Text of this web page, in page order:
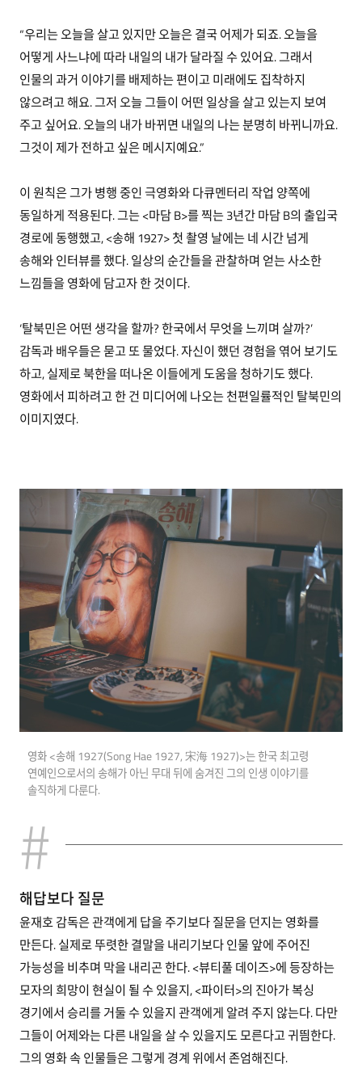
“우리는 오늘을 살고 있지만 오늘은 결국 어제가 되죠. 오늘을
어떻게 사느냐에 따라 내일의 내가 달라질 수 있어요. 그래서
인물의 과거 이야기를 배제하는 편이고 미래에도 집착하지
않으려고 해요. 그저 오늘 그들이 어떤 일상을 살고 있는지 보여
주고 싶어요. 오늘의 내가 바뀌면 내일의 나는 분명히 바뀌니까요.
그것이 제가 전하고 싶은 메시지예요.”
이 원칙은 그가 병행 중인 극영화와 다큐멘터리 작업 양쪽에
동일하게 적용된다. 그는 <마담 B>를 찍는 3년간 마담 B의 출입국
경로에 동행했고, <송해 1927> 첫 촬영 날에는 네 시간 넘게
송해와 인터뷰를 했다. 일상의 순간들을 관찰하며 얻는 사소한
느낌들을 영화에 담고자 한 것이다.
‘탈북민은 어떤 생각을 할까? 한국에서 무엇을 느끼며 살까?’
감독과 배우들은 묻고 또 물었다. 자신이 했던 경험을 엮어 보기도
하고, 실제로 북한을 떠나온 이들에게 도움을 청하기도 했다.
영화에서 피하려고 한 건 미디어에 나오는 천편일률적인 탈북민의
이미지였다.
영화 <송해 1927(Song Hae 1927, 宋海 1927)>는 한국 최고령
연예인으로서의 송해가 아닌 무대 뒤에 숨겨진 그의 인생 이야기를
솔직하게 다룬다.
해답보다 질문
윤재호 감독은 관객에게 답을 주기보다 질문을 던지는 영화를
만든다. 실제로 뚜렷한 결말을 내리기보다 인물 앞에 주어진
가능성을 비추며 막을 내리곤 한다. <뷰티풀 데이즈>에 등장하는
모자의 희망이 현실이 될 수 있을지, <파이터>의 진아가 복싱
경기에서 승리를 거둘 수 있을지 관객에게 알려 주지 않는다. 다만
그들이 어제와는 다른 내일을 살 수 있을지도 모른다고 귀띔한다.
그의 영화 속 인물들은 그렇게 경계 위에서 존엄해진다.